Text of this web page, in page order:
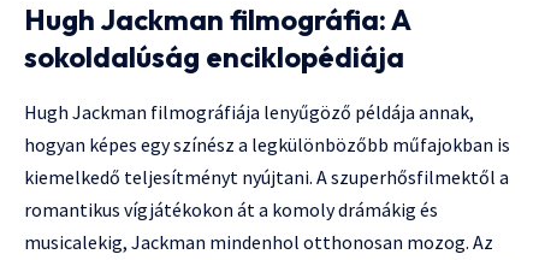
Hugh Jackman filmográfia: A
sokoldalúság enciklopédiája
Hugh Jackman filmográfiája lenyűgöző példája annak,
hogyan képes egy színész a legkülönbözőbb műfajokban is
kiemelkedő teljesítményt nyújtani. A szuperhősfilmektől a
romantikus vígjátékokon át a komoly drámákig és
musicalekig, Jackman mindenhol otthonosan mozog. Az